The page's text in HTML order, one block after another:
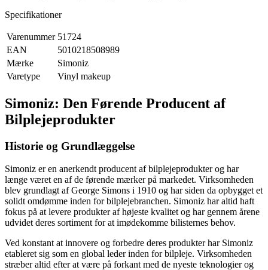
Specifikationer
Varenummer 51724
EAN
5010218508989
Mærke
Simoniz
Varetype
Vinyl makeup
Simoniz: Den Førende Producent af
Bilplejeprodukter
Historie og Grundlæggelse
Simoniz er en anerkendt producent af bilplejeprodukter og har
længe været en af de førende mærker på markedet. Virksomheden
blev grundlagt af George Simons i 1910 og har siden da opbygget et
solidt omdømme inden for bilplejebranchen. Simoniz har altid haft
fokus på at levere produkter af højeste kvalitet og har gennem årene
udvidet deres sortiment for at imødekomme bilisternes behov.
Ved konstant at innovere og forbedre deres produkter har Simoniz
etableret sig som en global leder inden for bilpleje. Virksomheden
stræber altid efter at være på forkant med de nyeste teknologier og